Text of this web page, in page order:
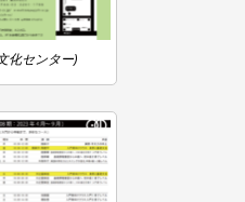
化センター)